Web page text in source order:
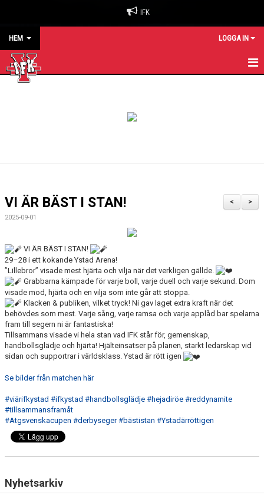
IFK
HEM LOGGA IN
KALENDER
SPONSORER
>
<
VI ÄR BÄST I STAN!
2025-09-01
VI ÄR BÄST I STAN!
29–28 i ett kokande Ystad Arena!
”Lillebror” visade mest hjärta och vilja när det verkligen gällde.
Grabbarna kämpade för varje boll, varje duell och varje sekund. Dom
visade mod, hjärta och en vilja som inte går att stoppa.
Klacken & publiken, vilket tryck! Ni gav laget extra kraft när det
behövdes som mest. Varje sång, varje ramsa och varje applåd bar spelarna
fram till segern ni är fantastiska!
Tillsammans visade vi hela stan vad IFK står för, gemenskap,
handbollsglädje och hjärta! Hjälteinsatser på planen, starkt ledarskap vid
sidan och supportrar i världsklass. Ystad är rött igen
Se bilder från matchen här
#viärifkystad #ifkystad #handbollsglädje #hejadiröe #reddynamite
#tillsammansframåt
#Atgsvenskacupen #derbyseger #bästistan #Ystadärröttigen
Nyhetsarkiv